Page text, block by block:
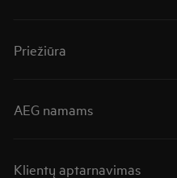
Priežiūra
AEG namams
Klientų aptarnavimas